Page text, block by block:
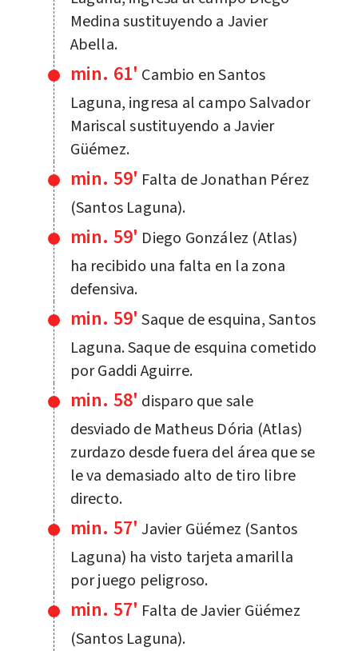
Medina sustituyendo a Javier
Abella.
min. 61' Cambio en Santos
Laguna, ingresa al campo Salvador
Mariscal sustituyendo a Javier
Güémez.
min. 59' Falta de Jonathan Pérez
(Santos Laguna).
min. 59' Diego González (Atlas)
ha recibido una falta en la zona
defensiva.
min. 59' Saque de esquina, Santos
Laguna. Saque de esquina cometido
por Gaddi Aguirre.
min. 58' disparo que sale
desviado de Matheus Dória (Atlas)
zurdazo desde fuera del área que se
le va demasiado alto de tiro libre
directo.
min. 57' Javier Güémez (Santos
Laguna) ha visto tarjeta amarilla
por juego peligroso.
min. 57' Falta de Javier Güémez
(Santos Laguna).